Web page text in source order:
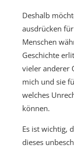
Deshalb
ausdrücken
Menschen
Geschichte
vieler anderer
mich und sie
welches
können.
Es ist wichtig,
dieses